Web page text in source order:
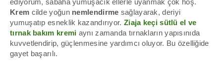
ediyorum, sabaha yumuşacık ellerle uyanmak çok hoş.
Krem cilde yoğun nemlendirme sağlayarak, deriyi
yumuşatıp esneklik kazandırıyor. Ziaja keçi sütlü el ve
tırnak bakım kremi aynı zamanda tırnakların yapısınıda
kuvvetlendirip, güçlenmesine yardımcı oluyor. Bu özelliğide
gayet başarılı.